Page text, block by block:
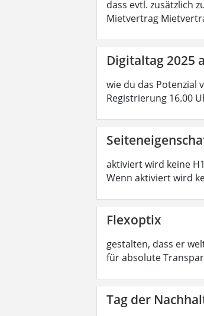
dass evtl. zusätzlich
Mietvertrag
Digitaltag 2025
wie du das Potenzial
Registrierung 16.00
aktiviert wird keine
Wenn aktiviert wird
Flexoptix
gestalten, dass er
für absolute
Tag der